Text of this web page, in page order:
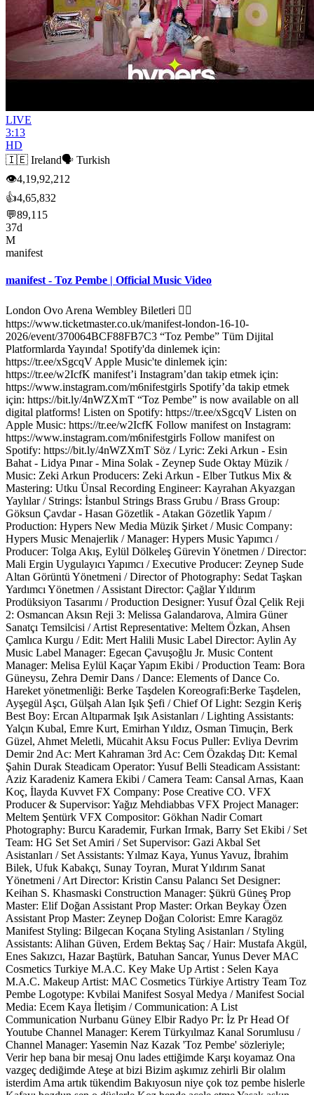
LIVE
3:13
HD
🇮🇪 Ireland🗣️ Turkish
👁4,19,92,212
👍4,65,832
💬89,115
37d
M
manifest
manifest - Toz Pembe | Official Music Video
London Ovo Arena Wembley Biletleri 👉🏼
https://www.ticketmaster.co.uk/manifest-london-16-10-
2026/event/370064BCF88FB7C3 “Toz Pembe” Tüm Dijital
Platformlarda Yayında! Spotify'da dinlemek için:
https://tr.ee/xSgcqV Apple Music'te dinlemek için:
https://tr.ee/w2IcfK manifest’i Instagram’dan takip etmek için:
https://www.instagram.com/m6nifestgirls Spotify’da takip etmek
için: https://bit.ly/4nWZXmT “Toz Pembe” is now available on all
digital platforms! Listen on Spotify: https://tr.ee/xSgcqV Listen on
Apple Music: https://tr.ee/w2IcfK Follow manifest on Instagram:
https://www.instagram.com/m6nifestgirls Follow manifest on
Spotify: https://bit.ly/4nWZXmT Söz / Lyric: Zeki Arkun - Esin
Bahat - Lidya Pınar - Mina Solak - Zeynep Sude Oktay Müzik /
Music: Zeki Arkun Producers: Zeki Arkun - Elber Tutkus Mix &
Mastering: Utku Ünsal Recording Engineer: Kayrahan Akyazgan
Yaylılar / Strings: İstanbul Strings Brass Grubu / Brass Group:
Göksun Çavdar - Hasan Gözetlik - Atakan Gözetlik Yapım /
Production: Hypers New Media Müzik Şirket / Music Company:
Hypers Music Menajerlik / Manager: Hypers Music Yapımcı /
Producer: Tolga Akış, Eylül Dölkeleş Gürevin Yönetmen / Director:
Mali Ergin Uygulayıcı Yapımcı / Executive Producer: Zeynep Sude
Altan Görüntü Yönetmeni / Director of Photography: Sedat Taşkan
Yardımcı Yönetmen / Assistant Director: Çağlar Yıldırım
Prodüksiyon Tasarımı / Production Designer: Yusuf Özal Çelik Reji
2: Osmancan Aksın Reji 3: Melissa Galandarova, Almira Güner
Sanatçı Temsilcisi / Artist Representative: Meltem Özkan, Ahsen
Çamlıca Kurgu / Edit: Mert Halili Music Label Director: Aylin Ay
Music Label Manager: Egecan Çavuşoğlu Jr. Music Content
Manager: Melisa Eylül Kaçar Yapım Ekibi / Production Team: Bora
Güneysu, Zehra Demir Dans / Dance: Elements of Dance Co.
Hareket yönetmenliği: Berke Taşdelen Koreografi:Berke Taşdelen,
Ayşegül Aşcı, Gülşah Alan Işık Şefi / Chief Of Light: Sezgin Keriş
Best Boy: Ercan Altıparmak Işık Asistanları / Lighting Assistants:
Yalçın Kubal, Emre Kurt, Emirhan Yıldız, Osman Timuçin, Berk
Güzel, Ahmet Meletli, Mücahit Aksu Focus Puller: Evliya Devrim
Demir 2nd Ac: Mert Kahraman 3rd Ac: Cem Özakdaş Dıt: Kemal
Şahin Durak Steadicam Operator: Yusuf Belli Steadicam Assistant:
Aziz Karadeniz Kamera Ekibi / Camera Team: Cansal Arnas, Kaan
Koç, İlayda Kuvvet FX Company: Pose Creative CO. VFX
Producer & Supervisor: Yağız Mehdiabbas VFX Project Manager:
Meltem Şentürk VFX Compositor: Gökhan Nadir Comart
Photography: Burcu Karademir, Furkan Irmak, Barry Set Ekibi / Set
Team: HG Set Set Amiri / Set Supervisor: Gazi Akbal Set
Asistanları / Set Assistants: Yılmaz Kaya, Yunus Yavuz, İbrahim
Bilek, Ufuk Kabakçı, Sunay Toyran, Murat Yıldırım Sanat
Yönetmeni / Art Director: Kristin Cansu Palancı Set Designer:
Keihan S. Khasmaski Construction Manager: Şükrü Güneş Prop
Master: Elif Doğan Assistant Prop Master: Orkan Beykay Özen
Assistant Prop Master: Zeynep Doğan Colorist: Emre Karagöz
Manifest Styling: Bilgecan Koçana Styling Asistanları / Styling
Assistants: Alihan Güven, Erdem Bektaş Saç / Hair: Mustafa Akgül,
Enes Sakızcı, Hazar Baştürk, Batuhan Sancar, Yunus Dever MAC
Cosmetics Turkiye M.A.C. Key Make Up Artist : Selen Kaya
M.A.C. Makeup Artist: MAC Cosmetics Türkiye Artistry Team Toz
Pembe Logotype: Kvbilai Manifest Sosyal Medya / Manifest Social
Media: Ecem Kaya İletişim / Communication: A List
Communication Nurbanu Güney Elbir Radyo Pr: İz Pr Head Of
Youtube Channel Manager: Kerem Türkyılmaz Kanal Sorumlusu /
Channel Manager: Yasemin Naz Kazak 'Toz Pembe' sözleriyle;
Verir hep bana bir mesaj Onu lades ettiğimde Karşı koyamaz Ona
vazgeç dediğimde Ateşe at bizi Bizim aşkımız zehirli Bir olalım
isterdim Ama artık tükendim Bakıyosun niye çok toz pembe hislerle